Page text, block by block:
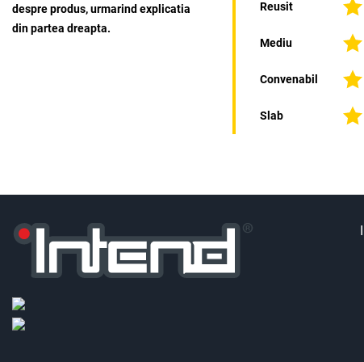
despre produs, urmarind explicatia
din partea dreapta.
Reusit
Mediu
Convenabil
Slab